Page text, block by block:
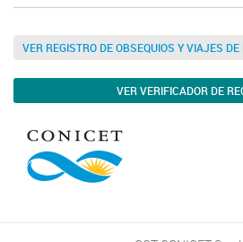
VER REGISTRO DE OBSEQUIOS Y VIAJES
VER VERIFICADOR DE